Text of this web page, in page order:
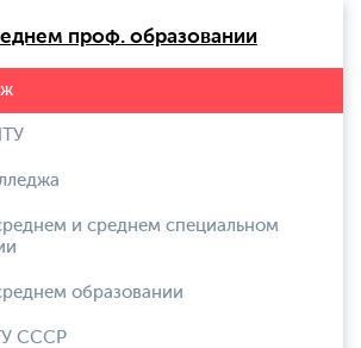
проф. образовании
и среднем специальном
образовании
СССР